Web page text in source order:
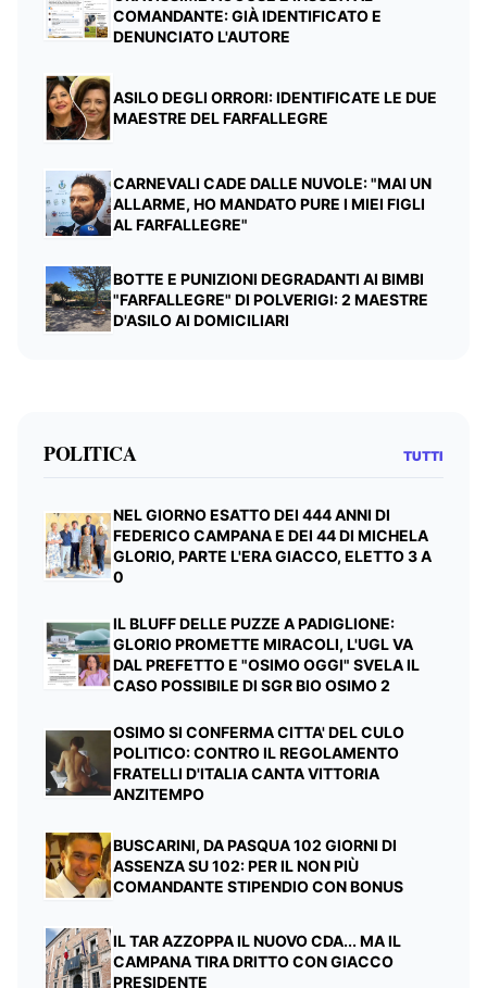
COMANDANTE: GIÀ IDENTIFICATO E
DENUNCIATO L'AUTORE
ASILO DEGLI ORRORI: IDENTIFICATE LE DUE
MAESTRE DEL FARFALLEGRE
CARNEVALI CADE DALLE NUVOLE: "MAI UN
ALLARME, HO MANDATO PURE I MIEI FIGLI
AL FARFALLEGRE"
BOTTE E PUNIZIONI DEGRADANTI AI BIMBI
"FARFALLEGRE" DI POLVERIGI: 2 MAESTRE
D'ASILO AI DOMICILIARI
POLITICA TUTTI
NEL GIORNO ESATTO DEI 444 ANNI DI
FEDERICO CAMPANA E DEI 44 DI MICHELA
GLORIO, PARTE L'ERA GIACCO, ELETTO 3 A
0
IL BLUFF DELLE PUZZE A PADIGLIONE:
GLORIO PROMETTE MIRACOLI, L'UGL VA
DAL PREFETTO E "OSIMO OGGI" SVELA IL
CASO POSSIBILE DI SGR BIO OSIMO 2
OSIMO SI CONFERMA CITTA' DEL CULO
POLITICO: CONTRO IL REGOLAMENTO
FRATELLI D'ITALIA CANTA VITTORIA
ANZITEMPO
BUSCARINI, DA PASQUA 102 GIORNI DI
ASSENZA SU 102: PER IL NON PIÙ
COMANDANTE STIPENDIO CON BONUS
IL TAR AZZOPPA IL NUOVO CDA... MA IL
CAMPANA TIRA DRITTO CON GIACCO
PRESIDENTE